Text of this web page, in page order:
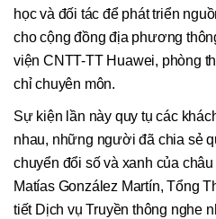
học và đối tác để phát triển
cho cộng đồng địa phương
viện CNTT-TT Huawei, phòng
chỉ chuyên môn.
Sự kiện lần này quy tụ các
nhau, những người đã chia sẻ
chuyển đổi số và xanh của
Matías González Martín, Tổng
tiết Dịch vụ Truyền thông nghe